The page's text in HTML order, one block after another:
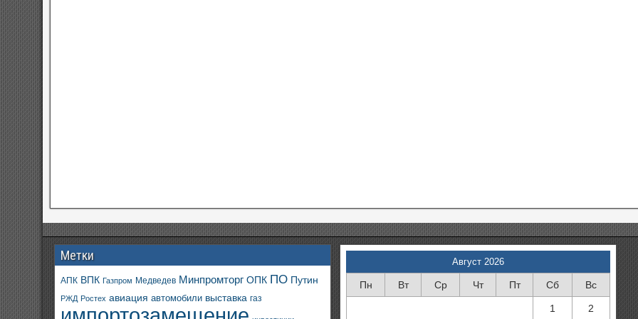
Метки
АПК ВПК Газпром Медведев Минпромторг ОПК ПО Путин
РЖД Ростех авиация автомобили выставка газ
Август 2026
Пн Вт Ср Чт Пт Сб Вс
1 2